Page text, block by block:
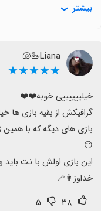
دارد؛ در غیر این
بیشتر
Liana🦢🐚
★★★★★
بازی های دیگه که با همین
خداوز👩‍🦯
۳۸ ۵